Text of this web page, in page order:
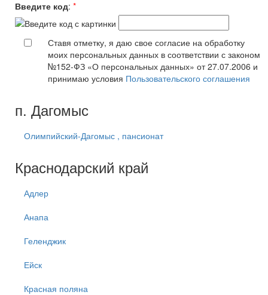
Введите код: *
Ставя отметку, я даю свое согласие на обработку
моих персональных данных в соответствии с законом
№152-ФЗ «О персональных данных» от 27.07.2006 и
принимаю условия Пользовательского соглашения
п. Дагомыс
Олимпийский-Дагомыс , пансионат
Краснодарский край
Адлер
Анапа
Геленджик
Ейск
Красная поляна